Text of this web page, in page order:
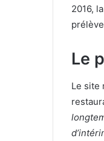
2016,
Le
Le site